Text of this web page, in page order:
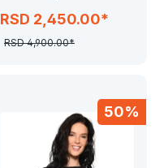
RSD 2,450.00*
RSD 4,900.00*
50%